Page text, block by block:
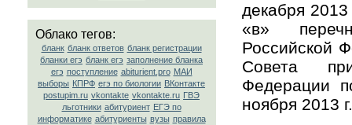
Облако тегов:
бланк бланк ответов бланк регистрации
бланки егэ бланк егэ заполнение бланка
егэ поступление abiturient.pro МАИ
выборы КПРФ егэ по биологии ВКонтакте
postupim.ru vkontakte vkontakte.ru ГВЭ
льготники абитуриент ЕГЭ по
информатике абитуриенты вузы правила
декабря
«в»
Российской
Совета
Федерации
ноября 2013